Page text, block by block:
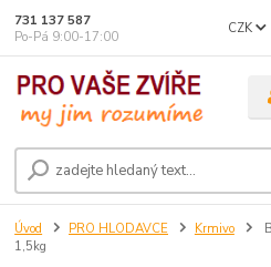
CZK
731 137 587
Po-Pá 9:00-17:00
Úvod PRO HLODAVCE Krmivo
1,5kg